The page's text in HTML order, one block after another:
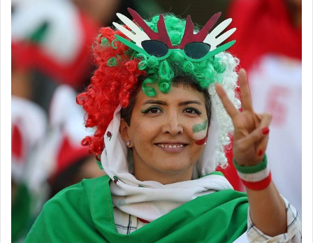
برچسب ها تیم ملی فوتبال فدراسیون فوتبال فوتبال بانوان فوتبال زنان